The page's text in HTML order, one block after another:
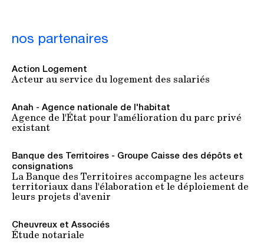
nos partenaires
Action Logement
Acteur au service du logement des salariés
Anah - Agence nationale de l'habitat
Agence de l'État pour l'amélioration du parc privé
existant
Banque des Territoires - Groupe Caisse des dépôts et
consignations
La Banque des Territoires accompagne les acteurs
territoriaux dans l'élaboration et le déploiement de
leurs projets d'avenir
Cheuvreux et Associés
Étude notariale